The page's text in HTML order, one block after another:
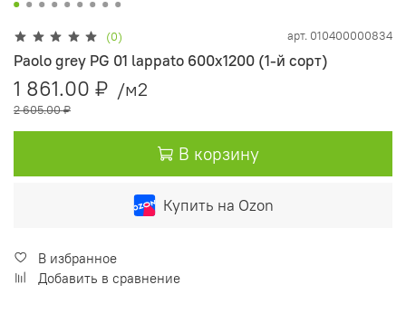
(0) арт. 010400000834
Paolo grey PG 01 lappato 600х1200 (1-й сорт)
1 861.00 ₽ /м2
2 605.00 ₽
В корзину
Купить на Ozon
В избранное
Добавить в сравнение